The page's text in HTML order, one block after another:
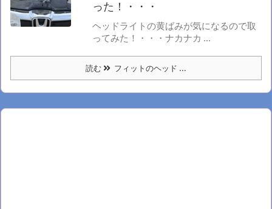
った！・・・
ヘッドライトの黄ばみが気になるので取
ってみた！・・・ナカナカ ...
読む フィットのヘッド ...